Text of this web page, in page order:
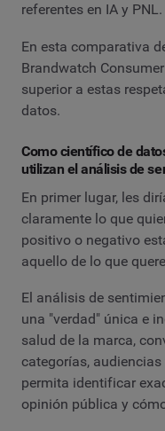
referentes en IA y PNL.
En esta comparativa
Brandwatch
superior a estas
datos.
Como científico de
utilizan el análisis de
En primer lugar, les
claramente lo que
positivo o negativo
aquello de lo que
El análisis de
una "verdad" única e
salud de la marca,
categorías,
permita identificar
opinión pública y